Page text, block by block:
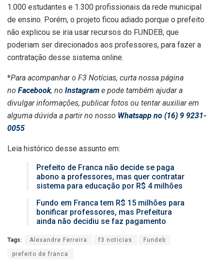
1.000 estudantes e 1.300 profissionais da rede municipal
de ensino. Porém, o projeto ficou adiado porque o prefeito
não explicou se iria usar recursos do FUNDEB, que
poderiam ser direcionados aos professores, para fazer a
contratação desse sistema online.
*Para acompanhar o F3 Notícias, curta nossa página
no Facebook, no Instagram e pode também ajudar a
divulgar informações, publicar fotos ou tentar auxiliar em
alguma dúvida a partir no nosso Whatsapp no (16) 9 9231-
0055
Leia histórico desse assunto em:
Prefeito de Franca não decide se paga
abono a professores, mas quer contratar
sistema para educação por R$ 4 milhões
Fundo em Franca tem R$ 15 milhões para
bonificar professores, mas Prefeitura
ainda não decidiu se faz pagamento
Tags: Alexandre Ferreira f3 noticias Fundeb
prefeito de franca